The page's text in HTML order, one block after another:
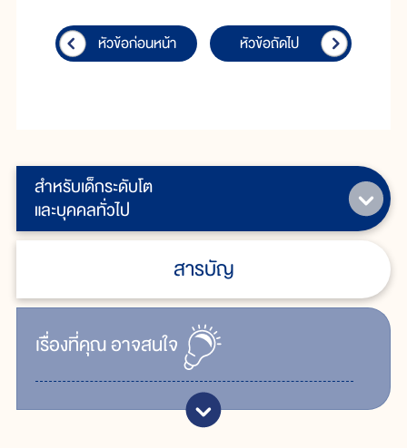
สำหรับเด็กระดับโต
และบุคคลทั่วไป
สารบัญ
เรื่ิองที่คุณอาจสนใจ
หัวข้อก่อนหน้า หัวข้อถัดไป